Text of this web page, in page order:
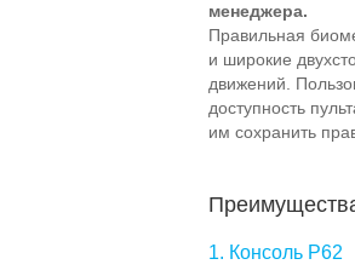
менеджера.
Правильная
и широкие
движений.
доступность
им сохранить
1. Консоль P62